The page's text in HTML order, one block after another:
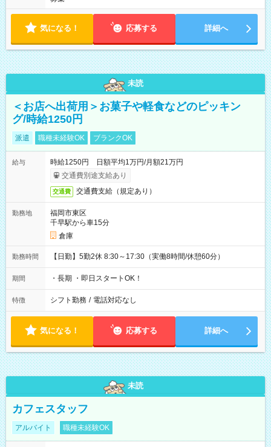
気になる！ 応募する 詳細へ
未読
＜お店へ出荷用＞お菓子や軽食などのピッキン
グ/時給1250円
派遣 職種未経験OK ブランクOK
給与
時給1250円 日額平均1万円/月額21万円
交通費別途支給あり
交通費 交通費支給（規定あり）
勤務地
福岡市東区
千早駅から車15分
倉庫
勤務時間 【日勤】5勤2休 8:30～17:30（実働8時間/休憩60分）
期間 ・長期 ・即日スタートOK！
特徴 シフト勤務 / 電話対応なし
気になる！ 応募する 詳細へ
未読
カフェスタッフ
アルバイト 職種未経験OK